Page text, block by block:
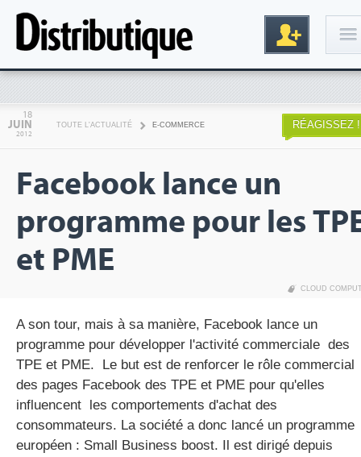
18
JUIN
2012
TOUTE L'ACTUALITÉ E-COMMERCE RÉAGISSEZ !
Facebook lance un
programme pour les
et PME
CLOUD
A son tour, mais à sa manière, Facebook lance un
programme pour développer l'activité commerciale des
TPE et PME. Le but est de renforcer le rôle commercial
des pages Facebook des TPE et PME pour qu'elles
influencent les comportements d'achat des
consommateurs. La société a donc lancé un programme
européen : Small Business boost. Il est dirigé depuis